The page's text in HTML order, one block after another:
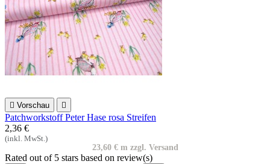
 Vorschau 
Patchworkstoff Peter Hase rosa Streifen
2,36 €
(inkl. MwSt.)
23,60 € m zzgl. Versand
Rated out of 5 stars based on review(s)